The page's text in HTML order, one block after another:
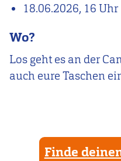
18.06.2026, 16 Uhr
Wo?
Los geht es an der
auch eure Taschen
Finde